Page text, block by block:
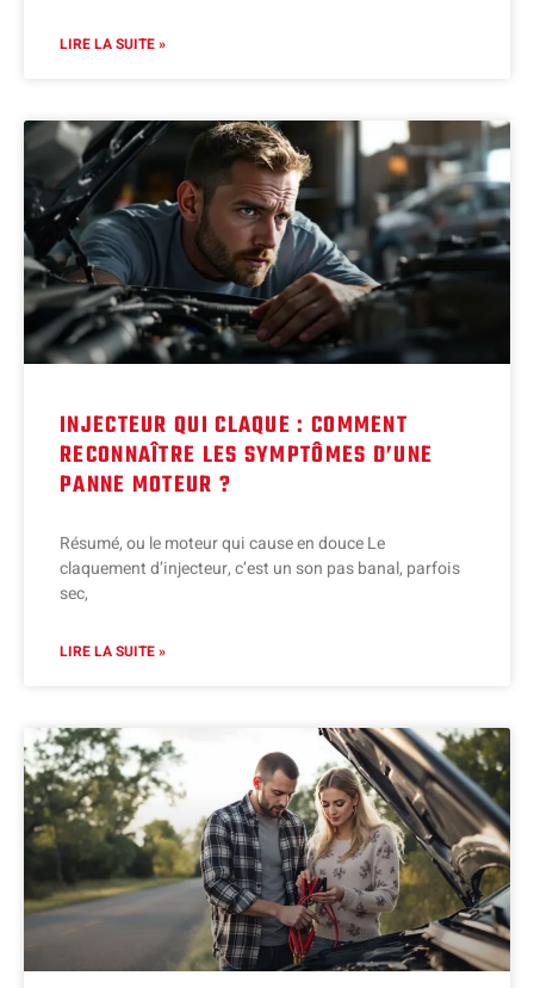
LIRE LA SUITE »
INJECTEUR QUI CLAQUE : COMMENT
RECONNAÎTRE LES SYMPTÔMES D’UNE
PANNE MOTEUR ?
Résumé, ou le moteur qui cause en douce Le
claquement d’injecteur, c’est un son pas banal, parfois
sec,
LIRE LA SUITE »